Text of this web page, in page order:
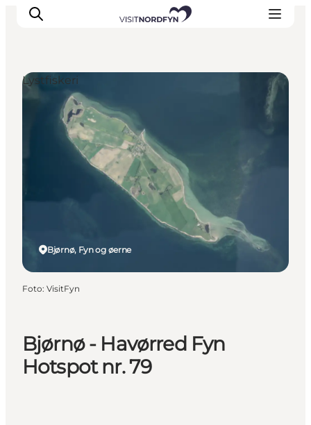
Oplev
Det sker
Spis og drik
Overnatning
Book oplevelser
Bjørnø - Havørred Fyn
Hotspot nr. 79
Bjørnø, Fyn og øerne
Lystfiskeri
Foto: VisitFyn